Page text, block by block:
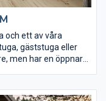
och ett av våra
gäststuga eller
men har en öppnare
värmen inne.